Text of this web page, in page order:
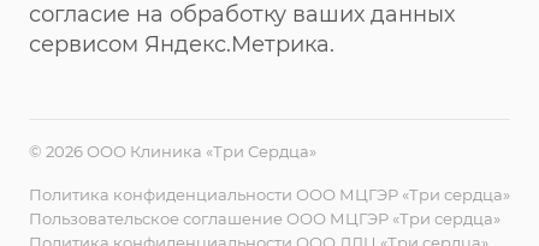
согласие на обработку ваших данных
сервисом Яндекс.Метрика.
© 2026 ООО Клиника «Три Сердца»
Политика конфиденциальности ООО МЦГЭР «Три сердца»
Пользовательское соглашение ООО МЦГЭР «Три сердца»